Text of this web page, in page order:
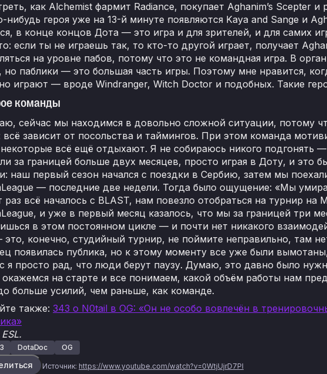
как Alchemist фармит Radiance, покупает Aghanim’s Scepter
нибудь героя уже на 13-й минуте появляются Kaya and Sange и
в конце концов Дота — это игра и для зрителей, и для самих
если ты не играешь так, то кто-то другой играет, получает
на уровне пабов, потому что это не командная игра. В
но паблики — это большая часть игры. Поэтому мне нравится,
играют — вроде Windranger, Witch Doctor и подобных. Такие
команды
сейчас мы находимся в довольно сложной ситуации, потому
всё зависит от посольства и таймингов. При этом команда
всё ещё отдыхают. Я не собираюсь никого подгонять
за границей больше двух месяцев, просто играя в Доту, и это
наш первый сезон начался с поездки в Сербию, затем мы
— последние две недели. Тогда было ощущение: «Мы
раз всё началось с BLAST, нам повезло отобраться на турнир на
и уже в первый месяц казалось, что мы за границей три
в этом постоянном цикле — и почти нет никакого
это, конечно, студийный турнир, не поймите неправильно, там
появилась публика, но к этому моменту все уже были
я просто рад, что люди берут паузу. Думаю, это давно было
окажемся на старте и все понимаем, какой объём работы нам
больше усилий, чем раньше, как команде.
также: 343 о N0tail в OG: «Он не особо вовлечён в
DotaDoc OG
Источник: https://www.youtube.com/watch?v=0WtjUjrD7PI